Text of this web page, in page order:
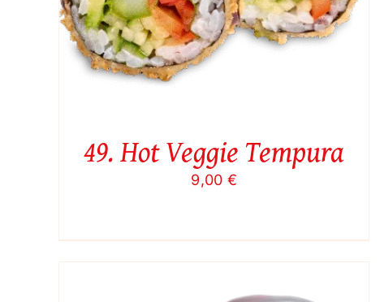
49. Hot Veggie Tempura
9,00 €